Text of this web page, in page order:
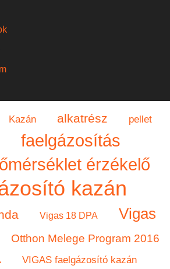
Kazán alkatrész pellet
faelgázosítás
érzékelő
kazán
Vigas 18 DPA
Vigas
Otthon Melege Program 2016
VIGAS faelgázosító kazán